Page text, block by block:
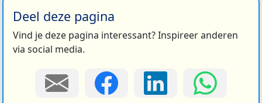
Deel deze pagina
Vind je deze pagina interessant? Inspireer anderen
via social media.